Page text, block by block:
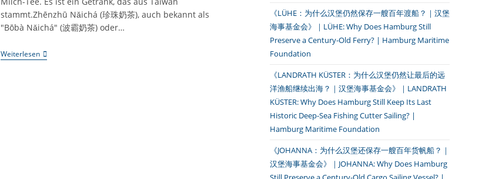
九
遍)
stammt.Zhēnzhū Nǎichá (珍珠奶茶), auch bekannt als
"Bōbà Nǎichá" (波霸奶茶) oder…
WeiterlesenTaiwan-
Kompetenz:
《LÜHE：为什么汉堡仍然保存一艘百年渡船？｜汉堡
海事基金会》｜LÜHE: Why Does Hamburg Still
Preserve a Century-Old Ferry? | Hamburg Maritime
Foundation
《LANDRATH KÜSTER：为什么汉堡仍然让最后的远
洋渔船继续出海？｜汉堡海事基金会》｜LANDRATH
KÜSTER: Why Does Hamburg Still Keep Its Last
Historic Deep-Sea Fishing Cutter Sailing? |
Hamburg Maritime Foundation
《JOHANNA：为什么汉堡还保存一艘百年货帆船？｜
汉堡海事基金会》｜JOHANNA: Why Does Hamburg